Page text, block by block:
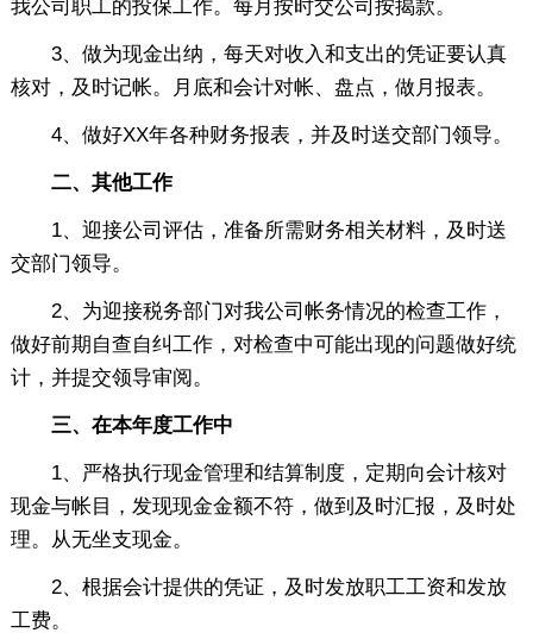
我公司职工的投保工作。每月按时交公司按揭款。
3、做为现金出纳，每天对收入和支出的凭证要认真
核对，及时记帐。月底和会计对帐、盘点，做月报表。
4、做好XX年各种财务报表，并及时送交部门领导。
二、其他工作
1、迎接公司评估，准备所需财务相关材料，及时送
交部门领导。
2、为迎接税务部门对我公司帐务情况的检查工作，
做好前期自查自纠工作，对检查中可能出现的问题做好统
计，并提交领导审阅。
三、在本年度工作中
1、严格执行现金管理和结算制度，定期向会计核对
现金与帐目，发现现金金额不符，做到及时汇报，及时处
理。从无坐支现金。
2、根据会计提供的凭证，及时发放职工工资和发放
工费。